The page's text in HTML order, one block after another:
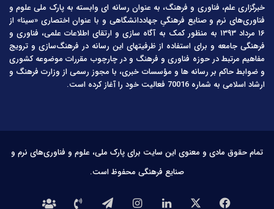
خبرگزاری علم، فناوری و فرهنگ، به عنوان رسانه ای وابسته به پارک ملی علوم و
فناوری‌های نرم و صنایع فرهنگیِ جهاددانشگاهی و با عنوان اختصاری «سینا» از
۱۶ مرداد ۱۳۹۳ به منظور کمک به آگاه سازی و ارتقای اطلاعات علمی، فناوری و
فرهنگی جامعه و برای استفاده از ظرفیتهای این رسانه در فرهنگ‌سازی و ترویج
مفاهیم مرتبط در حوزه فناوری و فرهنگ و در چارچوب مقررات موضوعه کشوری
و ضوابط حاکم بر رسانه ها و مؤسسات خبری، با مجوز رسمی از وزارت فرهنگ و
ارشاد اسلامی به شماره 70016 فعالیت خود را آغاز کرده است.
تمام حقوق مادی و معنوی این سایت برای پارک ملی، علوم و فناوری‌های نرم و
صنایع فرهنگی محفوظ است.
فیس لینکدیناینستاگرامتلگرامتماس درباره